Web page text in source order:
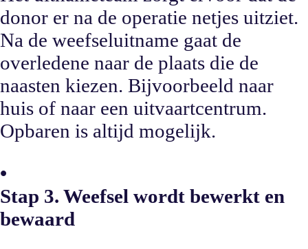
donor er na de operatie netjes uitziet.
Na de weefseluitname gaat de
overledene naar de plaats die de
naasten kiezen. Bijvoorbeeld naar
huis of naar een uitvaartcentrum.
Opbaren is altijd mogelijk.
•
Stap 3. Weefsel wordt bewerkt en
bewaard